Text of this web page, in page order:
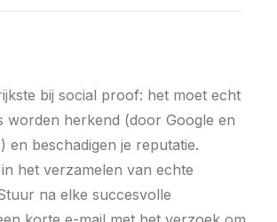
bij social proof: het moet echt
worden herkend (door Google en
en beschadigen je reputatie.
het verzamelen van echte
na elke succesvolle